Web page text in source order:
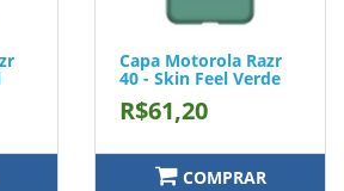
Capa Motorola Razr
40 - Skin Feel Verde
R$61,20
COMPRAR